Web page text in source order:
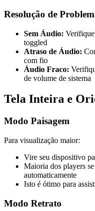
Resolução de
Sem Áudio:
toggled
Atraso de Áudio:
com fio
Áudio Fraco:
de volume de sistema
Tela Inteira e
Modo Paisagem
Para visualização maior:
Vire seu dispositivo
Maioria dos players
automaticamente
Isto é ótimo para
Modo Retrato